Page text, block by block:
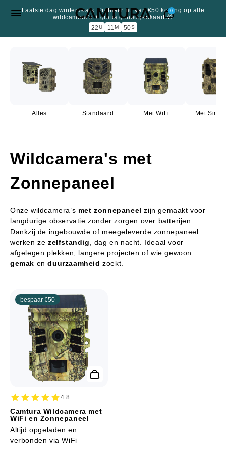
Meteen naar de
content
Laatste dag winterdeals: Profiteer nu van €50 korting op alle
wildcamera’s + gratis geheugenkaart 🎁
22U 11M 50S
0
Alles Standaard Met WiFi Met
Wildcamera's met
Zonnepaneel
Onze wildcamera’s met zonnepaneel zijn gemaakt voor
langdurige observatie zonder zorgen over batterijen.
Dankzij de ingebouwde of meegeleverde zonnepaneel
werken ze zelfstandig
, dag en nacht. Ideaal voor
afgelegen plekken, langere projecten of wie gewoon
gemak enduurzaamheid zoekt.
bespaar €50
4.8
Camtura Wildcamera met
WiFi en Zonnepaneel
Altijd opgeladen en
verbonden via WiFi